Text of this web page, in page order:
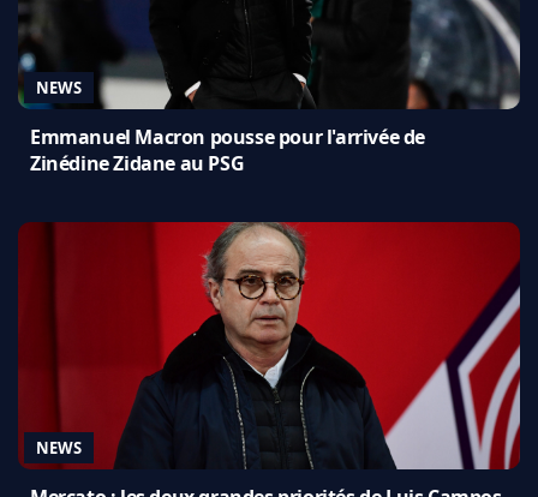
NEWS
Emmanuel Macron pousse pour l'arrivée de
Zinédine Zidane au PSG
NEWS